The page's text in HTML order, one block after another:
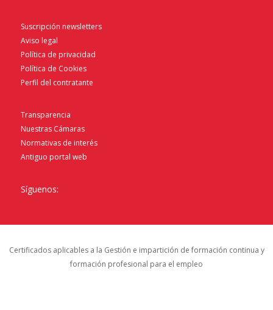
Suscripción newsletters
Aviso legal
Política de privacidad
Política de Cookies
Perfil del contratante
Transparencia
Nuestras Cámaras
Normativas de interés
Antiguo portal web
Síguenos:
Certificados aplicables a la Gestión e impartición de formación continua y
formación profesional para el empleo